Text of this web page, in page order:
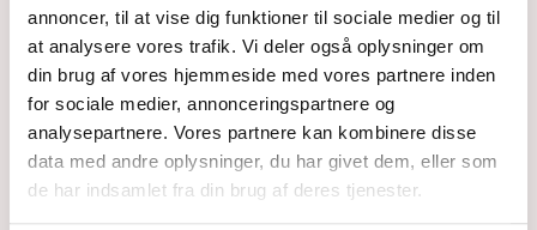
annoncer, til at vise dig funktioner til sociale medier og til
at analysere vores trafik. Vi deler også oplysninger om
din brug af vores hjemmeside med vores partnere inden
for sociale medier, annonceringspartnere og
analysepartnere. Vores partnere kan kombinere disse
data med andre oplysninger, du har givet dem, eller som
de har indsamlet fra din brug af deres tjenester.
Derfor får
mine børn
vitaminpill
er
Derfor
skal baby
0-6
måneder